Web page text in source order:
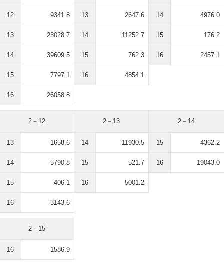
12 9341.8
13 23028.7
14 39609.5
15 7797.1
16 26058.8
13 2647.6
14 11252.7
15 762.3
16 4854.1
14 4976.0
15 176.2
16 2457.1
2－12
13 1658.6
14 5790.8
15 406.1
16 3143.6
2－13
14 11930.5
15 521.7
16 5001.2
2－14
15 4362.2
16 19043.0
2－15
16 1586.9